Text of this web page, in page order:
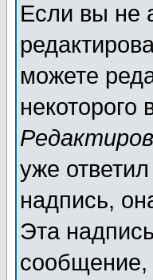
Если вы не
можете
уже
надпись,
Эта
сообщение,